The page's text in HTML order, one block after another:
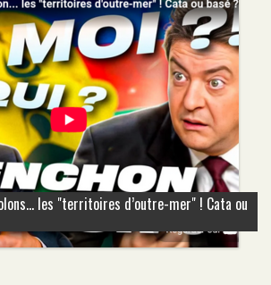
les "territoires d’outre-mer" ! Cata ou